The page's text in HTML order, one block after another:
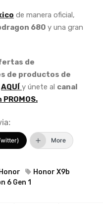
de manera oficial,
680 y una gran
de
de productos de
AQUÍ y únete al canal
More
Honor X9b
6 Gen 1